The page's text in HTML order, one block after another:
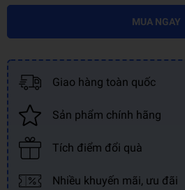
MUA NGAY
Giao hàng toàn quốc
Sản phẩm chính hãng
Tích điểm đổi quà
Nhiều khuyến mãi, ưu đãi